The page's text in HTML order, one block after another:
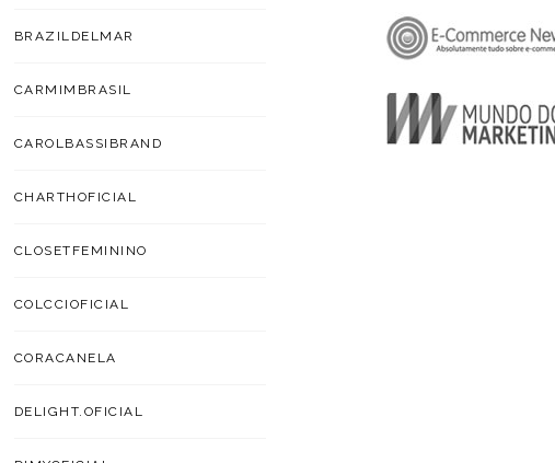
BRAZILDELMAR
CARMIMBRASIL
CAROLBASSIBRAND
CHARTHOFICIAL
CLOSETFEMININO
COLCCIOFICIAL
CORACANELA
DELIGHT.OFICIAL